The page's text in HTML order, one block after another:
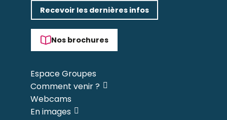
Recevoir les dernières infos
Nos brochures
Espace Groupes
Comment venir ?
Webcams
En images